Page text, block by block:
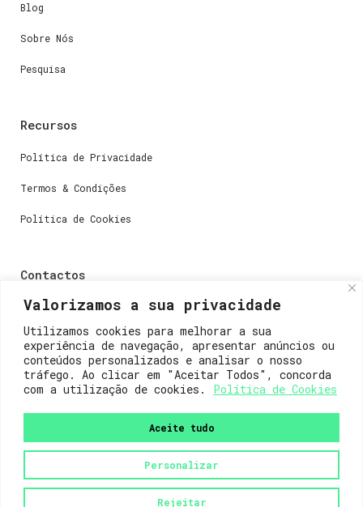
Valorizamos a sua privacidade
Utilizamos cookies para melhorar a sua
experiência de navegação, apresentar anúncios ou
conteúdos personalizados e analisar o nosso
tráfego. Ao clicar em "Aceitar Todos", concorda
com a utilização de cookies.
Política de Cookies
Personalizar
Rejeitar
Aceite tudo
Blog
Sobre Nós
Pesquisa
Recursos
Política de Privacidade
Termos & Condições
Política de Cookies
Contactos
Dúvidas ou perguntas envie-nos um e-mail para
Dúvidas de registro ou suporte, envie um e-mail para
support@lisboainnovation.com
2023© Lisboa Innovation. Todos os direitos reservados.